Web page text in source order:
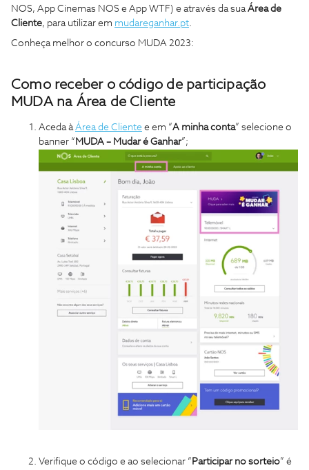
NOS, App Cinemas NOS e App WTF) e através da suaÁrea de
Cliente, para utilizar em mudareganhar.pt.
Conheça melhor o concurso MUDA 2023:
Como receber o código de participação
MUDA na Área de Cliente
Aceda àÁrea de Cliente e em “A minha conta” selecione o
banner “ MUDA – Mudar é Ganhar”;
Verifique o código e ao selecionar “ Participar no sorteio” é